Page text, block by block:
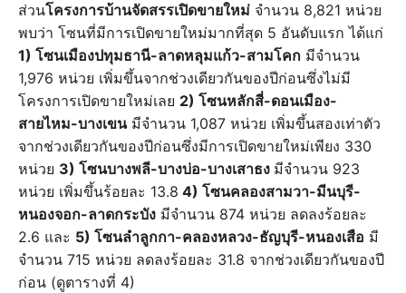
ส่วนโครงการบ้านจัดสรรเปิดขายใหม่ จำนวน 8,821 หน่วย
พบว่า โซนที่มีการเปิดขายใหม่มากที่สุด 5 อันดับแรก ได้แก่
1) โซนเมืองปทุมธานี-ลาดหลุมแก้ว-สามโคก มีจำนวน
1,976 หน่วย เพิ่มขึ้นจากช่วงเดียวกันของปีก่อนซึ่งไม่มี
โครงการเปิดขายใหม่เลย 2) โซนหลักสี่-ดอนเมือง-
สายไหม-บางเขนมีจำนวน 1,087 หน่วย เพิ่มขึ้นสองเท่าตัว
จากช่วงเดียวกันของปีก่อนซึ่งมีการเปิดขายใหม่เพียง 330
หน่วย 3) โซนบางพลี-บางบ่อ-บางเสาธง มีจำนวน 923
หน่วย เพิ่มขึ้นร้อยละ 13.8 4) โซนคลองสามวา-มีนบุรี-
หนองจอก-ลาดกระบัง มีจำนวน 874 หน่วย ลดลงร้อยละ
2.6 และ 5) โซนลำลูกกา-คลองหลวง-ธัญบุรี-หนองเสือ มี
จำนวน 715 หน่วย ลดลงร้อยละ 31.8 จากช่วงเดียวกันของปี
ก่อน (ดูตารางที่ 4)